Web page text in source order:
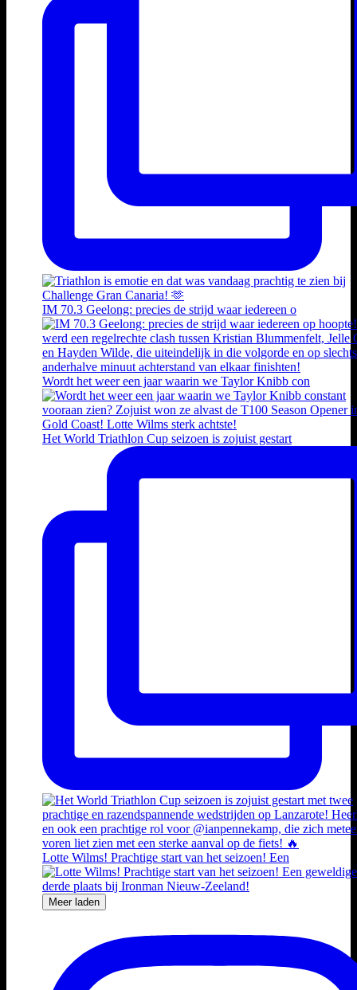
IM 70.3 Geelong: precies de strijd waar iedereen o
Wordt het weer een jaar waarin we Taylor Knibb con
Het World Triathlon Cup seizoen is zojuist gestart
Lotte Wilms! Prachtige start van het seizoen! Een
Meer laden